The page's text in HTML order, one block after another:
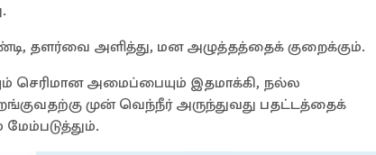
தளர்வை அளித்து, மன அழுத்தத்தைக் குறைக்கும்.
அமைப்பையும் இதமாக்கி, நல்ல
முன் வெந்நீர் அருந்துவது பதட்டத்தைக்